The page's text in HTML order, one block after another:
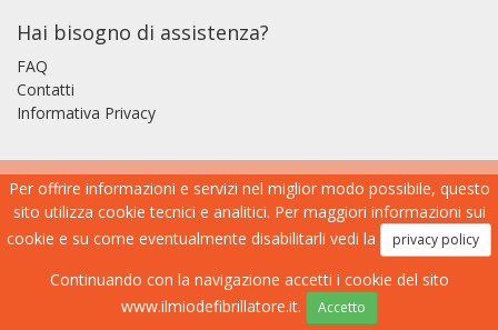
Hai bisogno di assistenza?
FAQ
Contatti
Informativa Privacy
Per offrire informazioni e servizi nel miglior modo possibile, questo
sito utilizza cookie tecnici e analitici. Per maggiori informazioni sui
cookie e su come eventualmente disabilitarli vedi la
privacy policy
Continuando con la navigazione accetti i cookie del sito
www.ilmiodefibrillatore.it.
Accetto